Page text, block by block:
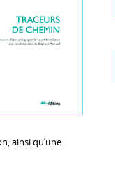
ainsi qu’une